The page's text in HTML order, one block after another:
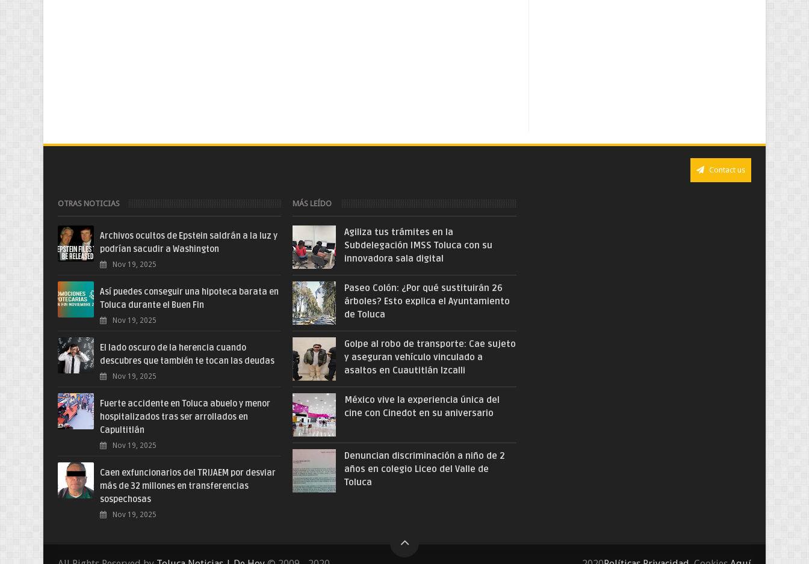
Contact us
OTRAS NOTICIAS
Archivos ocultos de Epstein saldrán a la luz y
podrían sacudir a Washington
Nov 19, 2025
Así puedes conseguir una hipoteca barata en
Toluca durante el Buen Fin
Nov 19, 2025
El lado oscuro de la herencia cuando
descubres que también te tocan las deudas
Nov 19, 2025
Fuerte accidente en Toluca abuelo y menor
hospitalizados tras ser arrollados en
Capultitlán
Nov 19, 2025
Caen exfuncionarios del TRIJAEM por desviar
más de 32 millones en transferencias
sospechosas
Nov 19, 2025
MÁS LEÍDO
Agiliza tus trámites en la
Subdelegación IMSS Toluca con su
innovadora sala digital
Paseo Colón: ¿Por qué sustituirán 26
árboles? Esto explica el Ayuntamiento
de Toluca
Golpe al robo de transporte: Cae sujeto
y aseguran vehículo vinculado a
asaltos en Cuautitlán Izcalli
México vive la experiencia única del
cine con Cinedot en su aniversario
Denuncian discriminación a niño de 2
años en colegio Liceo del Valle de
Toluca